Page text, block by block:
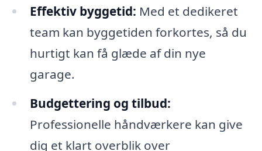
Effektiv byggetid: Med et dedikeret
team kan byggetiden forkortes, så du
hurtigt kan få glæde af din nye
garage.
Budgettering og tilbud:
Professionelle håndværkere kan give
dig et klart overblik over